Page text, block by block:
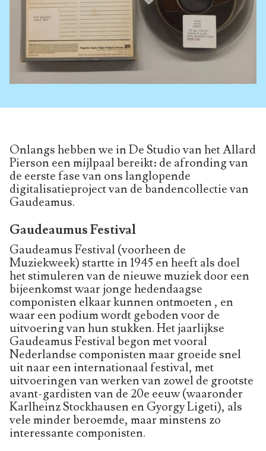
Onlangs hebben we in De Studio van het Allard
Pierson een mijlpaal bereikt: de afronding van
de eerste fase van ons langlopende
digitalisatieproject van de bandencollectie van
Gaudeamus.
Gaudeaumus Festival
Gaudeamus Festival (voorheen de
Muziekweek) startte in 1945 en heeft als doel
het stimuleren van de nieuwe muziek door een
bijeenkomst waar jonge hedendaagse
componisten elkaar kunnen ontmoeten , en
waar een podium wordt geboden voor de
uitvoering van hun stukken. Het jaarlijkse
Gaudeamus Festival begon met vooral
Nederlandse componisten maar groeide snel
uit naar een internationaal festival, met
uitvoeringen van werken van zowel de grootste
avant-gardisten van de 20e eeuw (waaronder
Karlheinz Stockhausen en Gyorgy Ligeti), als
vele minder beroemde, maar minstens zo
interessante componisten.